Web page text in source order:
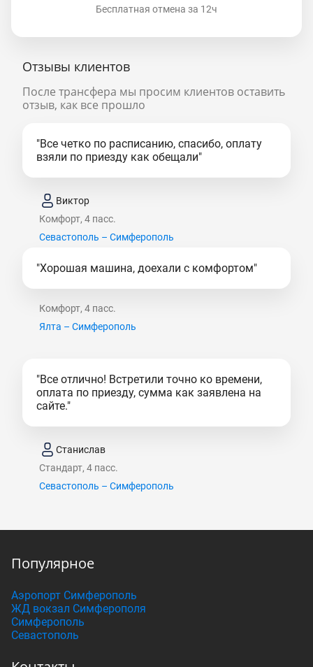
Бесплатная отмена за 12ч
Отзывы клиентов
После трансфера мы просим клиентов оставить
отзыв, как все прошло
"Все четко по расписанию, спасибо, оплату
взяли по приезду как обещали"
Виктор
Комфорт, 4 пасс.
Севастополь – Симферополь
"Хорошая машина, доехали с комфортом"
Комфорт, 4 пасс.
Ялта – Симферополь
"Все отлично! Встретили точно ко времени,
оплата по приезду, сумма как заявлена на
сайте."
Станислав
Стандарт, 4 пасс.
Севастополь – Симферополь
Популярное
Аэропорт Симферополь
ЖД вокзал Симферополя
Симферополь
Севастополь